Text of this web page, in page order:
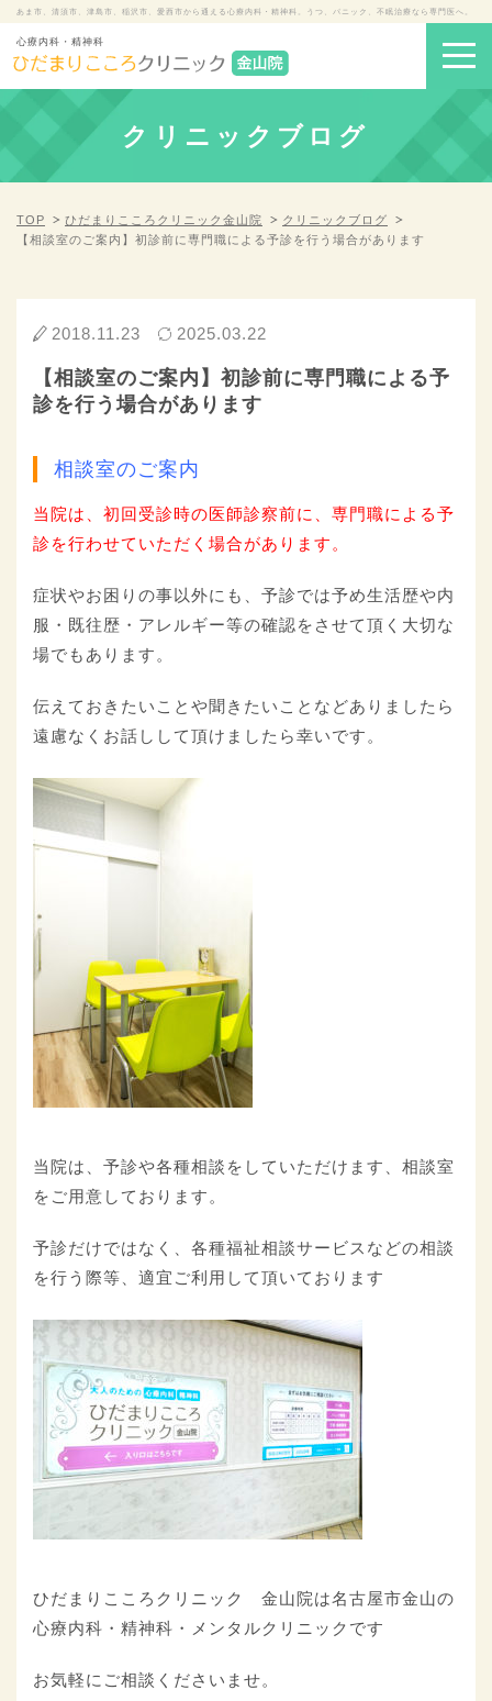
あま市、清須市、津島市、稲沢市、愛西市から通える心療内科・精神科。うつ、パニック、不眠治療なら専門医へ。
心療内科・精神科
クリニックブログ
TOP ひだまりこころクリニック金山院
クリニックブログ
【相談室のご案内】初診前に専門職による予診を行う場合があります
2018.11.23 2025.03.22
【相談室のご案内】初診前に専門職による予
診を行う場合があります
相談室のご案内
当院は、初回受診時の医師診察前に、専門職による予
診を行わせていただく場合があります。
症状やお困りの事以外にも、予診では予め生活歴や内
服・既往歴・アレルギー等の確認をさせて頂く大切な
場でもあります。
伝えておきたいことや聞きたいことなどありましたら
遠慮なくお話しして頂けましたら幸いです。
当院は、予診や各種相談をしていただけます、相談室
をご用意しております。
予診だけではなく、各種福祉相談サービスなどの相談
を行う際等、適宜ご利用して頂いております
ひだまりこころクリニック 金山院は名古屋市金山の
心療内科・精神科・メンタルクリニックです
お気軽にご相談くださいませ。